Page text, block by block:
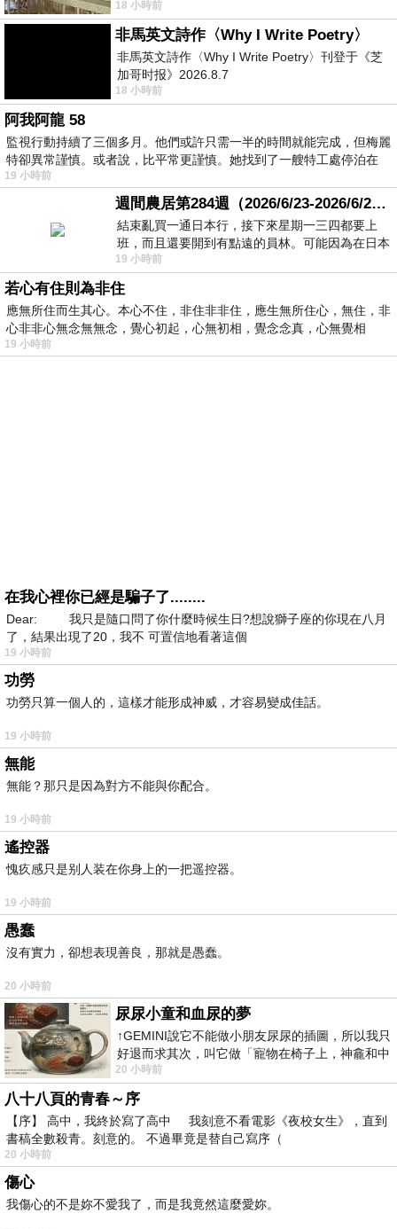
顧都會去看一下。他們偶爾會引進 C
18 小時前
非馬英文詩作〈Why I Write Poetry〉
非馬英文詩作〈Why I Write Poetry〉刊登于《芝
加哥时报》2026.8.7
18 小時前
阿我阿龍 58
監視行動持續了三個多月。他們或許只需一半的時間就能完成，但梅麗
特卻異常謹慎。或者說，比平常更謹慎。她找到了一艘特工處停泊在
19 小時前
週間農居第284週（2026/6/23-2026/6/24) 夏至 金黃稻浪洋溢豐收喜悅
結束亂買一通日本行，接下來星期一三四都要上
班，而且還要開到有點遠的員林。可能因為在日本
花不少錢，星期一出門上班時，心裡沒有一
19 小時前
若心有住則為非住
應無所住而生其心。本心不住，非住非非住，應生無所住心，無住，非
心非非心無念無無念，覺心初起，心無初相，覺念念真，心無覺相
19 小時前
在我心裡你已經是騙子了........
Dear: 我只是隨口問了你什麼時候生日?想說獅子座的你現在八月
了，結果出現了20，我不 可置信地看著這個
19 小時前
功勞
功勞只算一個人的，這樣才能形成神威，才容易變成佳話。
19 小時前
無能
無能？那只是因為對方不能與你配合。
19 小時前
遙控器
愧疚感只是别人装在你身上的一把遥控器。
19 小時前
愚蠢
沒有實力，卻想表現善良，那就是愚蠢。
20 小時前
尿尿小童和血尿的夢
↑GEMINI說它不能做小朋友尿尿的插圖，所以我只
好退而求其次，叫它做「寵物在椅子上，神龕和中
年人臉孔」的畫了。 六月底
20 小時前
八十八頁的青春～序
【序】 高中，我終於寫了高中 我刻意不看電影《夜校女生》，直到
書稿全數殺青。刻意的。 不過畢竟是替自己寫序（
20 小時前
傷心
我傷心的不是妳不愛我了，而是我竟然這麼愛妳。